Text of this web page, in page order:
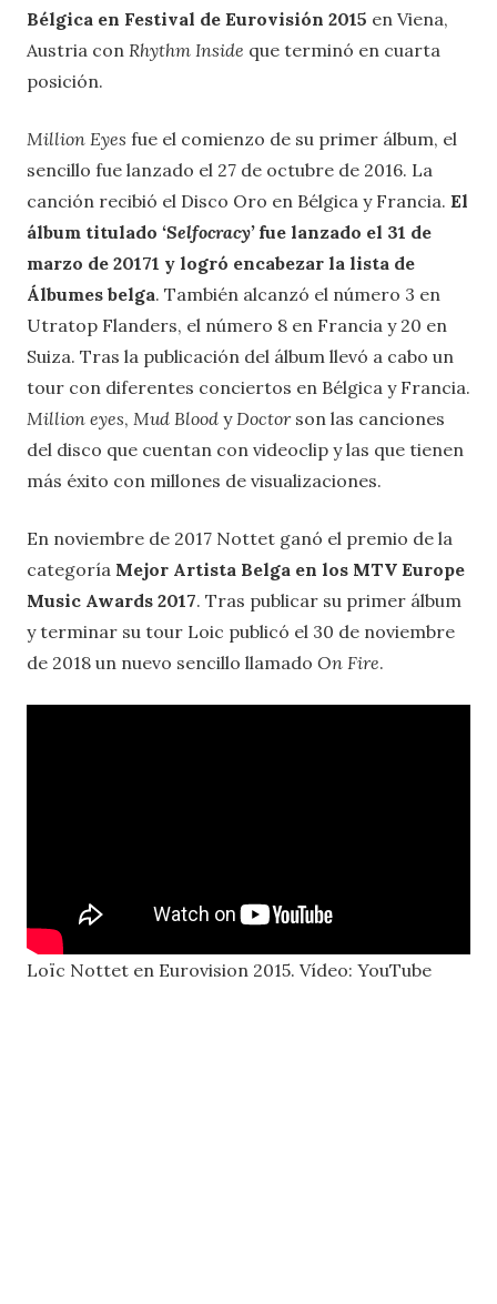
Bélgica en Festival de Eurovisión 2015 en Viena,
Austria con Rhythm Inside que terminó en cuarta
posición.
Million Eyes fue el comienzo de su primer álbum, el
sencillo fue lanzado el 27 de octubre de 2016. La
canción recibió el Disco Oro en Bélgica y Francia. El
álbum titulado ‘Selfocracy’fue lanzado el 31 de
marzo de 20171​ y logró encabezar la lista de
Álbumes belga. También alcanzó el número 3 en
Utratop Flanders, el número 8 en Francia y 20 en
Suiza. Tras la publicación del álbum llevó a cabo un
tour con diferentes conciertos en Bélgica y Francia.
Million eyes, Mud Blood y Doctorson las canciones
del disco que cuentan con videoclip y las que tienen
más éxito con millones de visualizaciones.
En noviembre de 2017 Nottet ganó el premio de la
categoría Mejor Artista Belga en los MTV Europe
Music Awards 2017. Tras publicar su primer álbum
y terminar su tour Loic publicó el 30 de noviembre
de 2018 un nuevo sencillo llamado On Fire.
Loïc Nottet en Eurovision 2015. Vídeo: YouTube